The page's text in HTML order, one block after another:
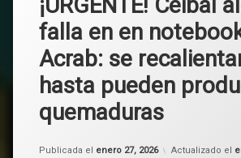
falla en en
Acrab: se
hasta pueden
quemaduras
Publicada el enero 27, 2026 Actualizado el